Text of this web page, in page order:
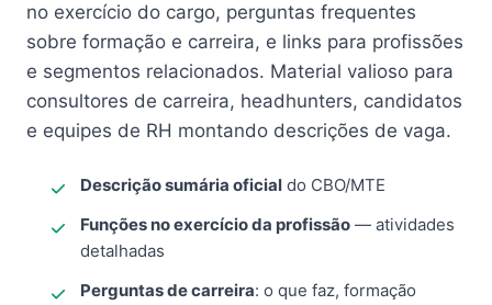
no exercício do cargo, perguntas frequentes
sobre formação e carreira, e links para profissões
e segmentos relacionados. Material valioso para
consultores de carreira, headhunters, candidatos
e equipes de RH montando descrições de vaga.
Descrição sumária oficial do CBO/MTE
Funções no exercício da profissão — atividades
detalhadas
Perguntas de carreira: o que faz, formação